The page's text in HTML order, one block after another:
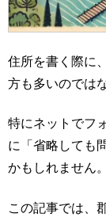
住所を書く際に
方も多いのでは
特にネットでフ
に「省略しても
かもしれません。
この記事では、